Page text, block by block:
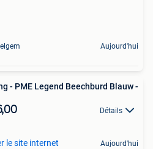
Aujourd'hui
- PME Legend Beechburd Blauw -
Détails
le site internet Aujourd'hui